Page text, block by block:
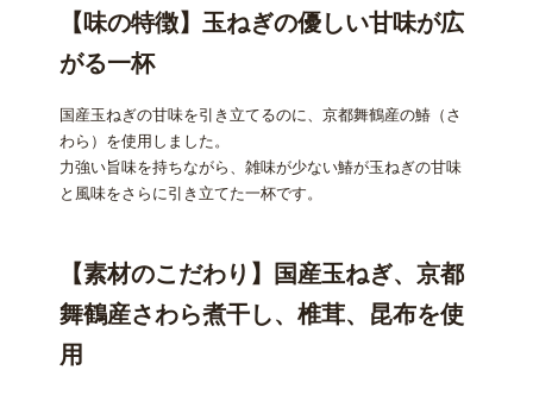
【味の特徴】玉ねぎの優しい甘味が広
がる一杯
国産玉ねぎの甘味を引き立てるのに、京都舞鶴産の鰆（さ
わら）を使用しました。
力強い旨味を持ちながら、雑味が少ない鰆が玉ねぎの甘味
と風味をさらに引き立てた一杯です。
【素材のこだわり】国産玉ねぎ、京都
舞鶴産さわら煮干し、椎茸、昆布を使
用